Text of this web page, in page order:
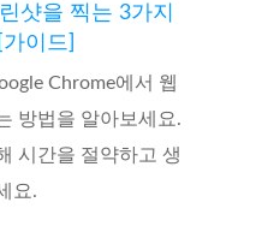
샷을 찍는 3가지
이드]
Chrome에서 웹
방법을 알아보세요.
시간을 절약하고 생
요.